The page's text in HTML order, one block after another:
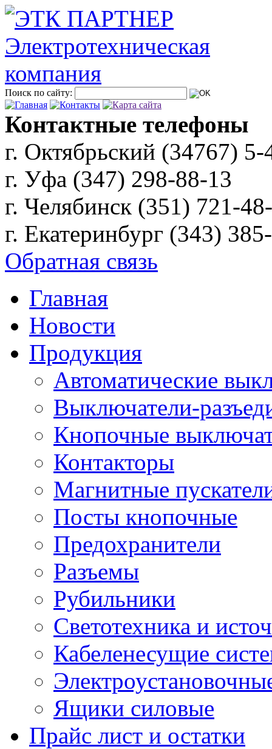
Поиск по сайту:
Контактные телефоны
г. Октябрьский (34767) 5-
г. Уфа (347) 298-88-13
г. Челябинск (351) 721-
г. Екатеринбург (343)
Обратная связь
Главная
Новости
Продукция
Автоматические
Выключатели-
Кнопочные
Контакторы
Магнитные
Посты кнопочные
Предохранители
Разъемы
Рубильники
Светотехника и
Кабеленесущие
Ящики силовые
Прайс лист и остатки